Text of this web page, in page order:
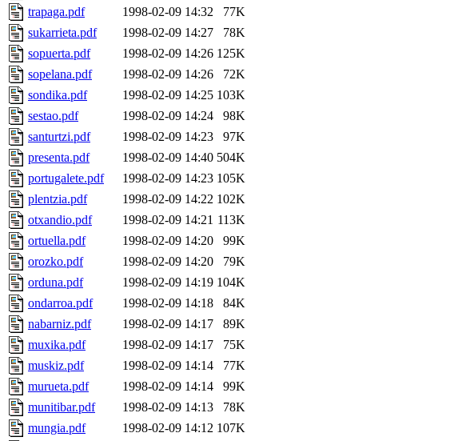
trapaga.pdf
1998-02-09 14:32
77K
sukarrieta.pdf
1998-02-09 14:27
78K
sopuerta.pdf
1998-02-09 14:26 125K
sopelana.pdf
1998-02-09 14:26
72K
sondika.pdf
1998-02-09 14:25 103K
sestao.pdf
1998-02-09 14:24
98K
santurtzi.pdf
1998-02-09 14:23
97K
presenta.pdf
1998-02-09 14:40 504K
portugalete.pdf
1998-02-09 14:23 105K
plentzia.pdf
1998-02-09 14:22 102K
otxandio.pdf
1998-02-09 14:21 113K
ortuella.pdf
1998-02-09 14:20
99K
orozko.pdf
1998-02-09 14:20
79K
orduna.pdf
1998-02-09 14:19 104K
ondarroa.pdf
1998-02-09 14:18
84K
nabarniz.pdf
1998-02-09 14:17
89K
muxika.pdf
1998-02-09 14:17
75K
muskiz.pdf
1998-02-09 14:14
77K
murueta.pdf
1998-02-09 14:14
99K
munitibar.pdf
1998-02-09 14:13
78K
mungia.pdf
1998-02-09 14:12 107K